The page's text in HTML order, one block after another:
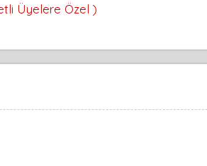
Üyelere Özel )